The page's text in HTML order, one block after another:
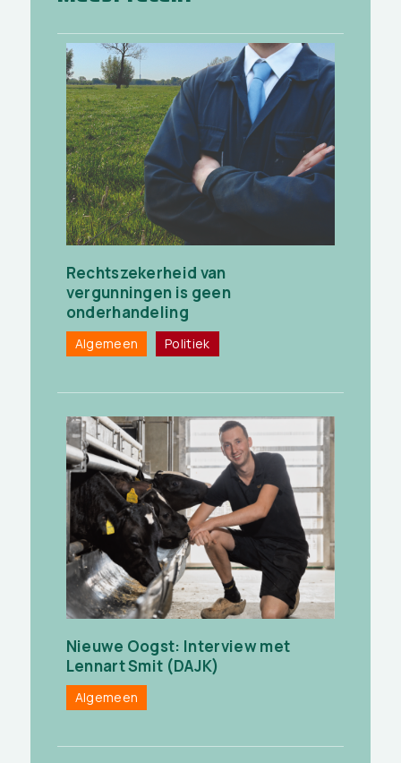
Rechtszekerheid van
vergunningen is geen
onderhandeling
Algemeen Politiek
Nieuwe Oogst: Interview met
Lennart Smit (DAJK)
Algemeen